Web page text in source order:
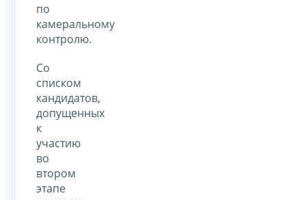
по
камеральному
контролю.
Со
списком
кандидатов,
допущенных
к
участию
во
втором
этапе